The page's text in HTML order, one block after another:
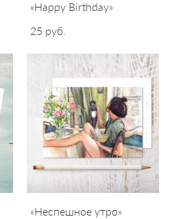
«Happy Birthday»
25 pуб.
«Неспешное утро»